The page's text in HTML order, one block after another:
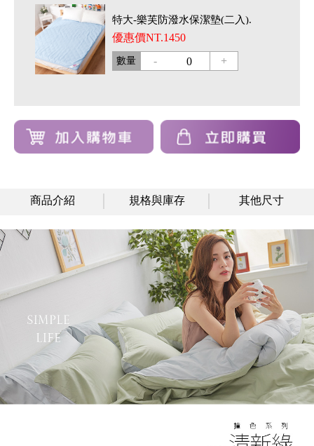
特大-樂芙防潑水保潔墊(二入).
優惠價NT.1450
數量 - 0 +
商品介紹 規格與庫存 其他尺寸